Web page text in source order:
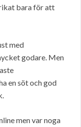
bara för att
med
godare. Men
en söt och god
men var noga